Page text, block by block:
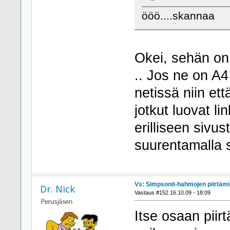
ööö....skannaa
Okei, sehän
.. Jos ne on
netissä niin
jotkut luovat
erilliseen
suurentamalla
Dr. Nick Vs: Simpsonit-hahmojen
Vastaus #152 16.10.09 - 18:09
Itse osaan